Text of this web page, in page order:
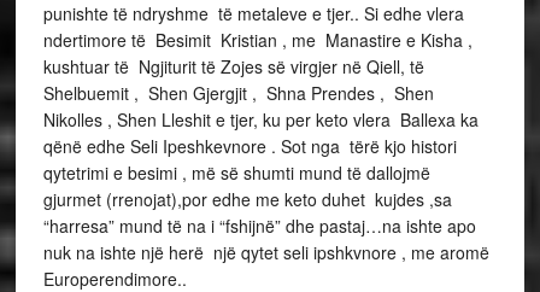
punishte të ndryshme të metaleve e tjer.. Si edhe vlera
ndertimore të Besimit Kristian , me Manastire e Kisha ,
kushtuar të Ngjiturit të Zojes së virgjer në Qiell, të
Shelbuemit , Shen Gjergjit , Shna Prendes , Shen
Nikolles , Shen Lleshit e tjer, ku per keto vlera Ballexa ka
qënë edhe Seli Ipeshkevnore . Sot nga tërë kjo histori
qytetrimi e besimi , më së shumti mund të dallojmë
gjurmet (rrenojat),por edhe me keto duhet kujdes ,sa
“harresa” mund të na i “fshijnë” dhe pastaj…na ishte apo
nuk na ishte një herë një qytet seli ipshkvnore , me aromë
Europerendimore..